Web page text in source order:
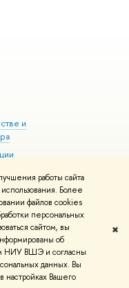
работы сайта
Более
файлов cookies
персональных
сайтом, вы
об
НИУ ВШЭ и согласны
данных. Вы
Вашего
✖
и
Условия использования
Карта сайта
вШколе дизайна НИУ ВШЭ